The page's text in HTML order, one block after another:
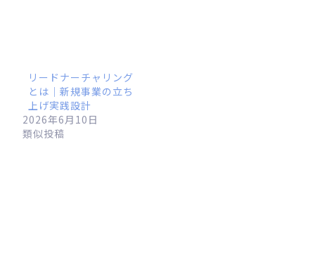
リードナーチャリング
とは｜新規事業の立ち
上げ実践設計
2026年6月10日
類似投稿